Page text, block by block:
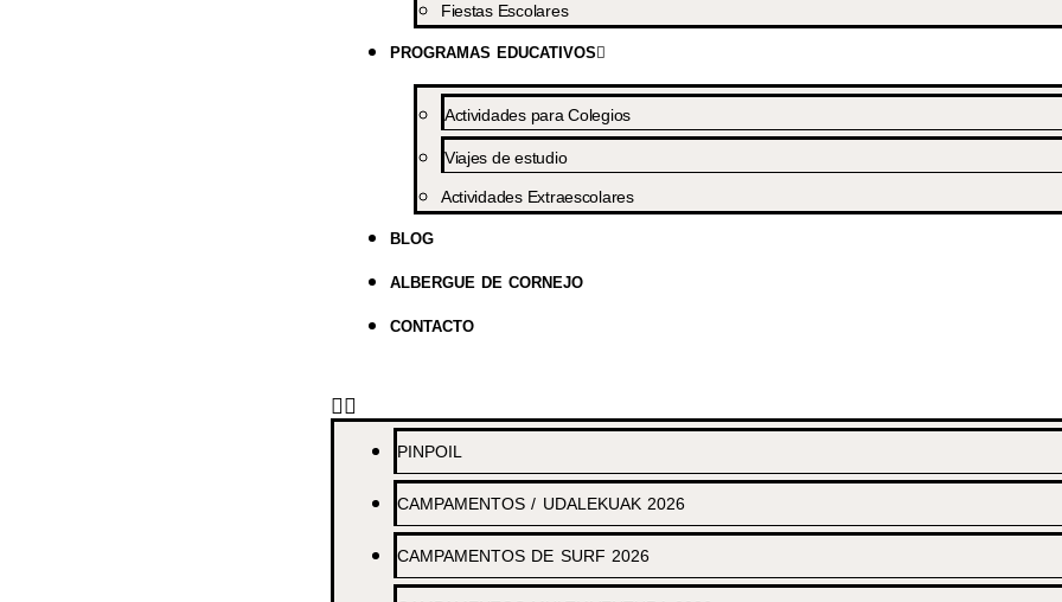
Fiestas Escolares
PROGRAMAS EDUCATIVOS
Actividades para Colegios
Viajes de estudio
Actividades Extraescolares
BLOG
ALBERGUE DE CORNEJO
CONTACTO
PINPOIL
CAMPAMENTOS / UDALEKUAK 2026
CAMPAMENTOS DE SURF 2026